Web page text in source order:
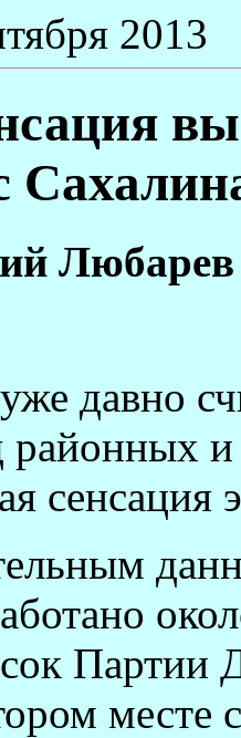
2013
Любарев
давно
сенсация
Партии
месте